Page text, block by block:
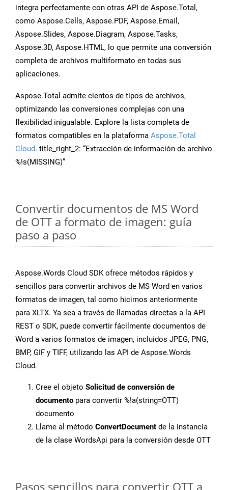
integra perfectamente con otras API de Aspose.Total,
como Aspose.Cells, Aspose.PDF, Aspose.Email,
Aspose.Slides, Aspose.Diagram, Aspose.Tasks,
Aspose.3D, Aspose.HTML, lo que permite una conversión
completa de archivos multiformato en todas sus
aplicaciones.
Aspose.Total admite cientos de tipos de archivos,
optimizando las conversiones complejas con una
flexibilidad inigualable. Explore la lista completa de
formatos compatibles en la plataforma Aspose.Total
Cloud. title_right_2: “Extracción de información de archivo
%!s(MISSING)”
Convertir documentos de MS Word
de OTT a formato de imagen: guía
paso a paso
Aspose.Words Cloud SDK ofrece métodos rápidos y
sencillos para convertir archivos de MS Word en varios
formatos de imagen, tal como hicimos anteriormente
para XLTX. Ya sea a través de llamadas directas a la API
REST o SDK, puede convertir fácilmente documentos de
Word a varios formatos de imagen, incluidos JPEG, PNG,
BMP, GIF y TIFF, utilizando las API de Aspose.Words
Cloud.
Cree el objeto Solicitud de conversión de
documento para convertir %!a(string=OTT)
documento
Llame al método ConvertDocument de la instancia
de la clase WordsApi para la conversión desde OTT
Pasos sencillos para convertir OTT a